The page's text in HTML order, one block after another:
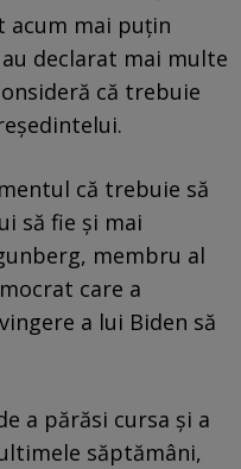
acum mai puțin
declarat mai multe
că trebuie
că trebuie să
să fie și mai
membru al
care a
a lui Biden să
a părăsi cursa și a
săptămâni,